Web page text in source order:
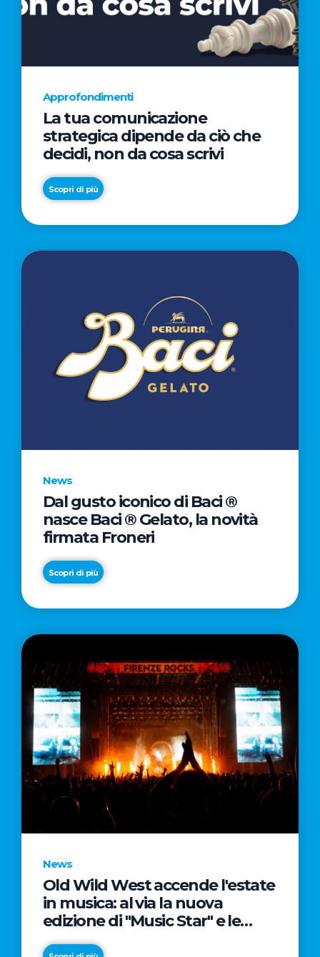
AL
CINEMA
NELLA
CAMPAGNA
REGISTA
PREMIO
OSCAR®
Approfondimenti
La tua comunicazione
strategica dipende da ciò che
decidi, non da cosa scrivi
Scopri di più
News
Dal gusto iconico di Baci ®
nasce Baci ® Gelato, la novità
firmata Froneri
Scopri di più
News
Old Wild West accende l'estate
in musica: al via la nuova
edizione di "Music Star" e le
prestigiose partnership con